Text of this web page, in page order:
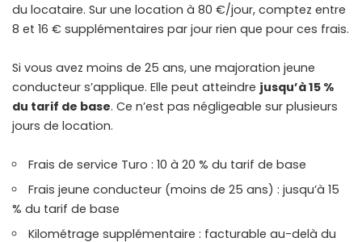
du locataire. Sur une location à 80 €/jour, comptez entre
8 et 16 € supplémentaires par jour rien que pour ces frais.
Si vous avez moins de 25 ans, une majoration jeune
conducteur s’applique. Elle peut atteindre jusqu’à 15 %
du tarif de base. Ce n’est pas négligeable sur plusieurs
jours de location.
Frais de service Turo : 10 à 20 % du tarif de base
Frais jeune conducteur (moins de 25 ans) : jusqu’à 15
% du tarif de base
Kilométrage supplémentaire : facturable au-delà du